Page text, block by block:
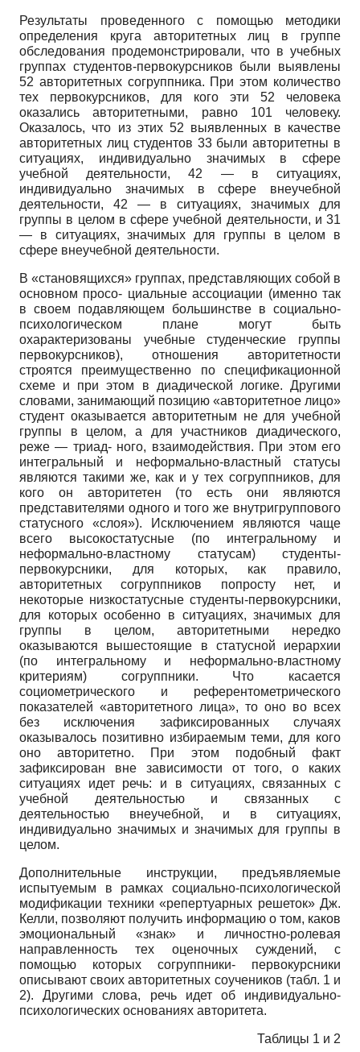
Результаты проведенного с помощью методики
определения круга авторитетных лиц в группе
обследования продемонстрировали, что в учебных
группах студентов-первокурсников были выявлены
52 авторитетных со­группника. При этом количество
тех первокурсников, для кого эти 52 человека
оказались авторитетными, равно 101 человеку.
Оказалось, что из этих 52 выявленных в качестве
авторитетных лиц студентов 33 были авторитетны в
ситуациях, индивидуально значимых в сфере
учебной деятельности, 42 — в ситуациях,
индивидуально значимых в сфере внеучебной
деятельности, 42 — в ситуациях, значимых для
группы в целом в сфере учебной деятельности, и 31
— в ситуациях, значимых для группы в целом в
сфере вне­учебной деятельности.
В «становящихся» группах, представляющих собой в
основном просо- циальные ассоциации (именно так
в своем подавляющем большинстве в социально-
психологическом плане могут быть
охарактеризованы учебные студенческие группы
первокурсников), отношения авторитетности
строятся преимущественно по спецификацион­ной
схеме и при этом в диадической логике. Другими
словами, занимающий позицию «авторитетное лицо»
студент оказывается авторитетным не для учебной
группы в целом, а для участников диадического,
реже — триад- ного, взаимодействия. При этом его
интегральный и неформально-властный статусы
являются такими же, как и у тех согруппников, для
кого он авторитетен (то есть они являются
представителями одного и того же внутригруппового
статусного «слоя»). Исключением являются чаще
всего высо­костатусные (по интегральному и
неформально-властному статусам) студенты-
первокурсники, для которых, как правило,
авторитетных согруппни­ков попросту нет, и
некоторые низко­статусные студенты-первокурсники,
для которых особенно в ситуациях, значимых для
группы в целом, авторитетными нередко
оказываются вышестоящие в статусной иерархии
(по интегральному и неформально-властному
критериям) согруппники. Что касается
социометрического и референто­метрического
показателей «авторитетного лица», то оно во всех
без исключения зафиксированных случаях
оказывалось позитивно избираемым теми, для кого
оно авторитетно. При этом подобный факт
зафиксирован вне зависимости от того, о каких
ситуациях идет речь: и в ситуациях, связанных с
учебной деятельностью и связанных с
деятельностью внеучебной, и в ситуациях,
индивидуально значимых и значимых для группы в
целом.
Дополнительные инструкции, предъявляемые
испытуемым в рамках социально-психологической
модификации техники «репертуарных решеток» Дж.
Келли, позволяют получить информацию о том, каков
эмоциональный «знак» и личностно-ролевая
направленность тех оценочных суждений, с
помощью которых согруппники- первокурсники
описывают своих авторитетных соучеников (табл. 1 и
2). Другими слова, речь идет об индивидуально-
психологических основаниях авторитета.
Таблицы 1 и 2